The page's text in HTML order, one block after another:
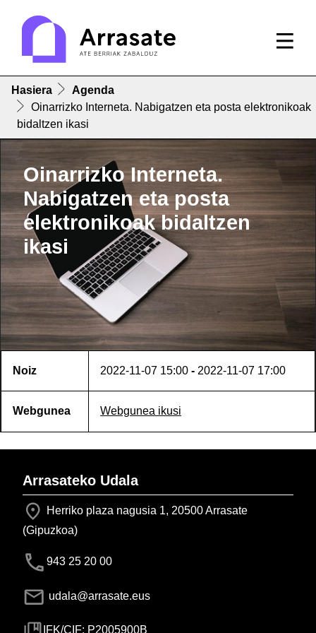
Hasiera
Agenda
Oinarrizko Interneta. Nabigatzen eta posta elektronikoak
bidaltzen ikasi
Oinarrizko Interneta.
Nabigatzen eta posta
elektronikoak bidaltzen
ikasi
Noiz 2022-11-07 15:00 - 2022-11-07 17:00
Webgunea Webgunea ikusi
Arrasateko Udala
Herriko plaza nagusia 1, 20500 Arrasate
(Gipuzkoa)
943 25 20 00
udala@arrasate.eus
IFK/CIF: P2005900B